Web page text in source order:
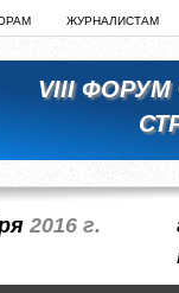
ЖУРНАЛИСТАМ
VIII
2016 г.